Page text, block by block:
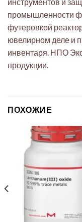
промышленности
футеровкой
ювелирном деле и
инвентаря. НПО
продукции.
ПОХОЖИЕ